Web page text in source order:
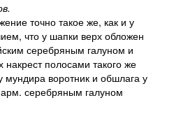
точно такое же, как и у
что у шапки верх обложен
серебряным галуном и
полосами такого же
мундира воротник и обшлага у
серебряным галуном